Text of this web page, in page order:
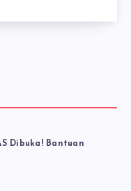
Dibuka! Bantuan